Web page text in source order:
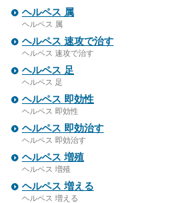
ヘルペス 属
ヘルペス 属
ヘルペス 速攻で治す
ヘルペス 速攻で治す
ヘルペス 足
ヘルペス 足
ヘルペス 即効性
ヘルペス 即効性
ヘルペス 即効治す
ヘルペス 即効治す
ヘルペス 増殖
ヘルペス 増殖
ヘルペス 増える
ヘルペス 増える